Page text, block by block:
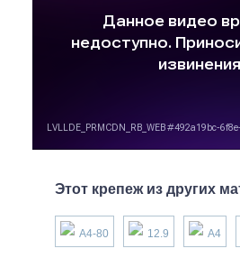
Этот крепеж из других
А4-80 12.9 А4